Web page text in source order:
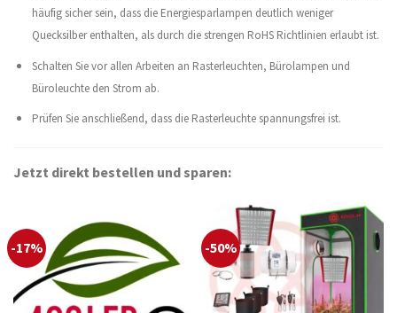
häufig sicher sein, dass die Energiesparlampen deutlich weniger
Quecksilber enthalten, als durch die strengen RoHS Richtlinien erlaubt ist.
Schalten Sie vor allen Arbeiten an Rasterleuchten, Bürolampen und
Büroleuchte den Strom ab.
Prüfen Sie anschließend, dass die Rasterleuchte spannungsfrei ist.
Jetzt direkt bestellen und sparen:
-17% -50%